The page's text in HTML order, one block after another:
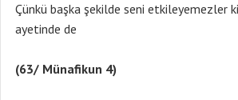
Çünkü başka şekilde seni etkileyemezler
ayetinde de
(63/ Münafikun 4)